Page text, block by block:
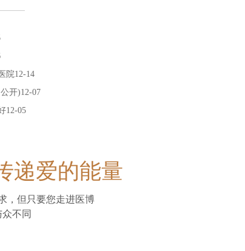
院12-14
开)12-07
12-05
递爱的能量
，但只要您走进医博
不同